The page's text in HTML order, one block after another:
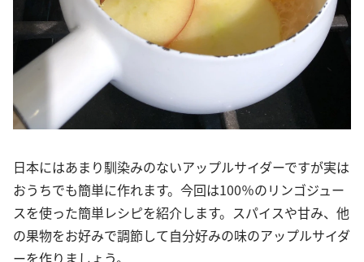
日本にはあまり馴染みのないアップルサイダーですが実は
おうちでも簡単に作れます。今回は100％のリンゴジュー
スを使った簡単レシピを紹介します。スパイスや甘み、他
の果物をお好みで調節して自分好みの味のアップルサイダ
ーを作りましょう。